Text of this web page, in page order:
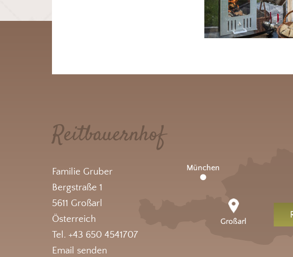
Reitbauernhof
Familie Gruber
Bergstraße 1
5611 Großarl
Österreich
Tel. +43 650 4541707
Email senden